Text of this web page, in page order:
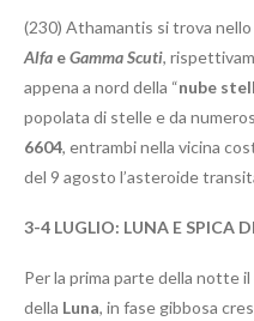
(230) Athamantis si trova
Alfa eGamma Scuti,
appena a nord della “nube
popolata di stelle e da
6604, entrambi nella vicina
del 9 agosto l’asteroide
3-4 LUGLIO: LUNA E SPICA
Per la prima parte della notte
della Luna, in fase gibbosa